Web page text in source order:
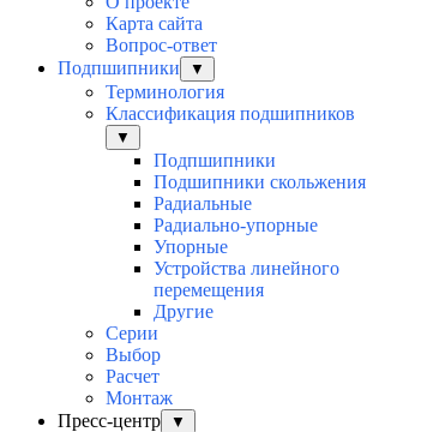
Карта сайта
Вопрос-ответ
Подпшипники
▼
Терминология
Классификация подшипников
▼
Подпшипники
Подшипники скольжения
Радиальные
Радиально-упорные
Упорные
Устройства линейного
перемещения
Другие
Серии
Выбор
Раcчет
Монтаж
Пресс-центр
▼